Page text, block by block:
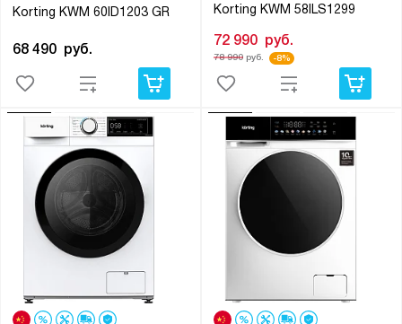
Korting KWM 60ID1203 GR
68 490 руб.
Korting KWM 58ILS1299
72 990 руб.
78 990руб. -8%